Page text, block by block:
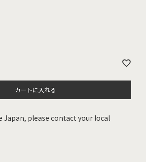
カートに入れる
Japan, please contact your local